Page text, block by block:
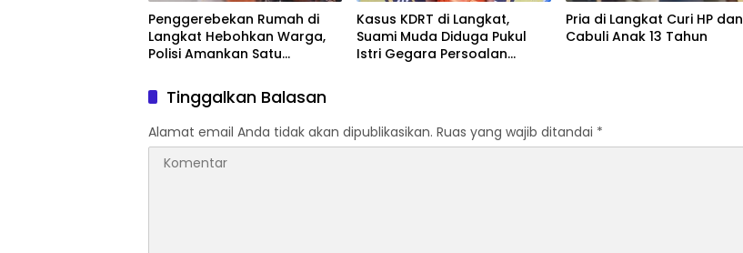
Penggerebekan Rumah di
Langkat Hebohkan Warga,
Polisi Amankan Satu
Kasus KDRT di Langkat,
Suami Muda Diduga Pukul
Istri Gegara Persoalan
Pria di Langkat Curi HP dan
Cabuli Anak 13 Tahun
Tinggalkan Balasan
Alamat email Anda tidak akan dipublikasikan. Ruas yang wajib ditandai *